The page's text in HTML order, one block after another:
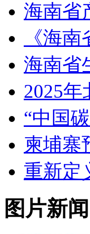
海南省
《海
海南省
2025
“中国
柬埔寨
重新定
图片新闻